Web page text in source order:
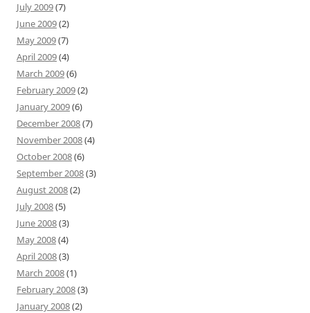
July 2009(7)
June 2009(2)
May 2009(7)
April 2009(4)
March 2009(6)
February 2009(2)
January 2009(6)
December 2008(7)
November 2008(4)
October 2008(6)
September 2008(3)
August 2008(2)
July 2008(5)
June 2008(3)
May 2008(4)
April 2008(3)
March 2008(1)
February 2008(3)
January 2008(2)